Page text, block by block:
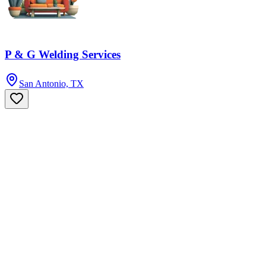
P & G Welding Services
San Antonio, TX